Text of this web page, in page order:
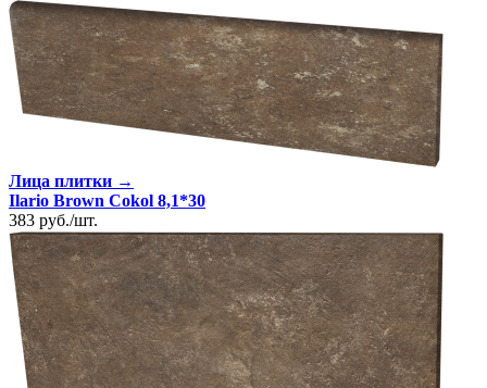
Лица плитки →
Ilario Brown Cokol 8,1*30
383 руб./шт.